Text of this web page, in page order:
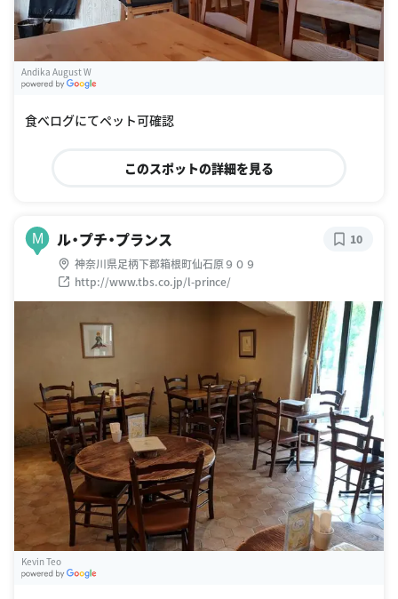
Andika August W
食べログにてペット可確認
このスポットの詳細を見る
M ル・プチ・プランス
神奈川県足柄下郡箱根町仙石原９０９
http://www.tbs.co.jp/l-prince/
10
Kevin Teo